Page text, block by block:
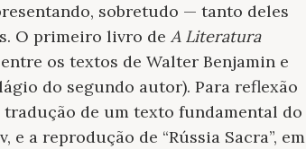
sobretudo — tanto deles
O primeiro livro de A Literatura
os textos de Walter Benjamin e
do segundo autor). Para reflexão
de um texto fundamental do
a reprodução de “Rússia Sacra”, em